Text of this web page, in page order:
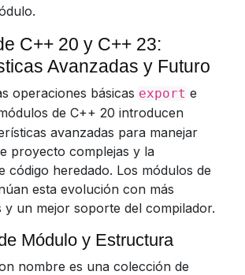
C++ 20 y C++ 23:
Avanzadas y Futuro
operaciones básicas export e
de C++ 20 introducen
avanzadas para manejar
proyecto complejas y la
código heredado. Los módulos de
esta evolución con más
y un mejor soporte del compilador.
Módulo y Estructura
nombre es una colección de